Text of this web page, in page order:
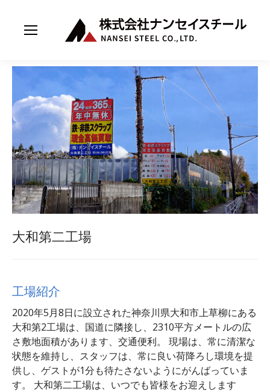
大和第二工場
工場紹介
2020年5月8日に設立された神奈川県大和市上草柳にある
大和第2工場は、国道に隣接し、2310平方メートルの広
さ敷地面積があります、交通便利。 現場は、常に清潔な
状態を維持し、スタッフは、常に良い荷降ろし環境を提
供し、ゲストが1分も待たさないようにがんばっていま
す。 大和第二工場は、いつでも皆様をお迎えします